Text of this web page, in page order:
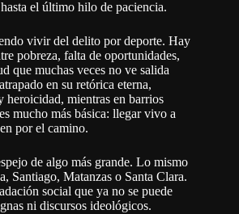
el último hilo de paciencia.
vivir del delito por deporte. Hay
pobreza, falta de oportunidades,
que muchas veces no ve salida
en su retórica eterna,
heroicidad, mientras en barrios
mucho más básica: llegar vivo a
por el camino.
de algo más grande. Lo mismo
Santiago, Matanzas o Santa Clara.
social que ya no se puede
ni discursos ideológicos.